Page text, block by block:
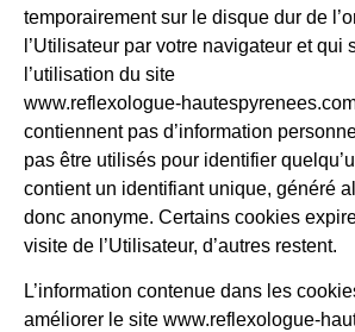
temporairement sur le disque dur de
l’Utilisateur par votre navigateur et qui
l’utilisation du site
www.reflexologue-
contiennent pas d’information
pas être utilisés pour identifier
contient un identifiant unique, généré
donc anonyme. Certains cookies
visite de l’Utilisateur, d’autres restent.
L’information contenue dans les
améliorer le site www.reflexologue-